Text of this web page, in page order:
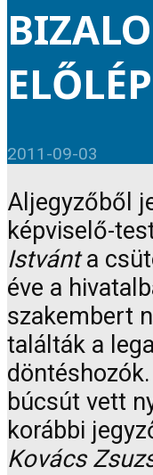
2011-09-03
Aljegyzőből
képviselő-
Istvánta
éve a
szakembert
találták a
búcsút vett
korábbi
Kovács